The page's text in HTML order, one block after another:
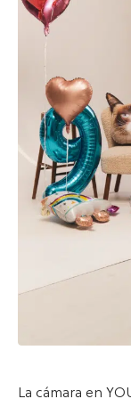
La cámara en